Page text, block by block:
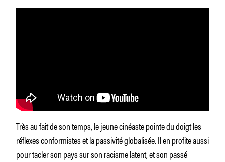
Très au fait de son temps, le jeune cinéaste pointe du doigt les
réflexes conformistes et la passivité globalisée. Il en profite aussi
pour tacler son pays sur son racisme latent, et son passé